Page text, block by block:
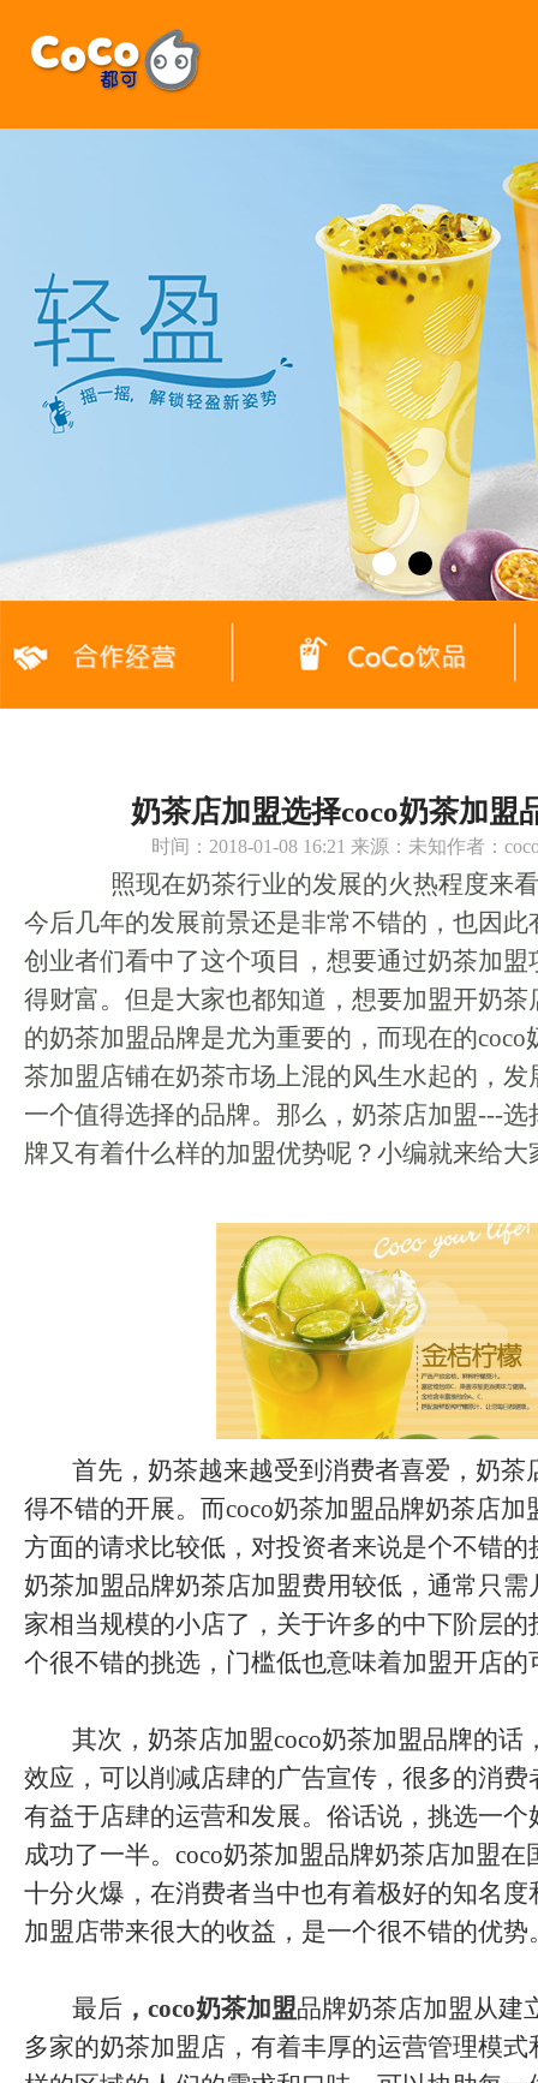
奶茶店加盟选择coco奶茶加盟
时间：2018-01-08 16:21 来源：未知作者：
照现在奶茶行业的发展的火热程度来
今后几年的发展前景还是非常不错的，也因此
创业者们看中了这个项目，想要通过奶茶加盟
得财富。但是大家也都知道，想要加盟开奶茶
的奶茶加盟品牌是尤为重要的，而现在的coco
茶加盟店铺在奶茶市场上混的风生水起的，发
一个值得选择的品牌。那么，奶茶店加盟---选
牌又有着什么样的加盟优势呢？小编就来给大
首先，奶茶越来越受到消费者喜爱，奶茶
得不错的开展。而coco奶茶加盟品牌奶茶店加
方面的请求比较低，对投资者来说是个不错的
奶茶加盟品牌奶茶店加盟费用较低，通常只
家相当规模的小店了，关于许多的中下阶层
个很不错的挑选，门槛低也意味着加盟开店的
其次，奶茶店加盟coco奶茶加盟品牌的话
效应，可以削减店肆的广告宣传，很多的消费
有益于店肆的运营和发展。俗话说，挑选一个
成功了一半。coco奶茶加盟品牌奶茶店加盟在
十分火爆，在消费者当中也有着极好的知名度
加盟店带来很大的收益，是一个很不错的优势
最后 ，coco奶茶加盟品牌奶茶店加盟从建
多家的奶茶加盟店，有着丰厚的运营管理模